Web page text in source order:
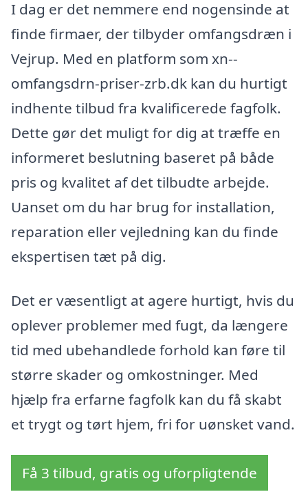
I dag er det nemmere end nogensinde at
finde firmaer, der tilbyder omfangsdræn i
Vejrup. Med en platform som xn--
omfangsdrn-priser-zrb.dk kan du hurtigt
indhente tilbud fra kvalificerede fagfolk.
Dette gør det muligt for dig at træffe en
informeret beslutning baseret på både
pris og kvalitet af det tilbudte arbejde.
Uanset om du har brug for installation,
reparation eller vejledning kan du finde
ekspertisen tæt på dig.
Det er væsentligt at agere hurtigt, hvis du
oplever problemer med fugt, da længere
tid med ubehandlede forhold kan føre til
større skader og omkostninger. Med
hjælp fra erfarne fagfolk kan du få skabt
et trygt og tørt hjem, fri for uønsket vand.
Få 3 tilbud, gratis og uforpligtende